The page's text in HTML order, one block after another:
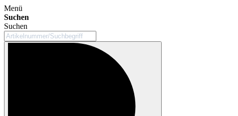
Menü
Suchen
Suchen